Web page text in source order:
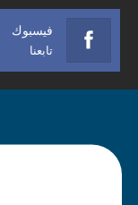
فيسبوك
تابعنا